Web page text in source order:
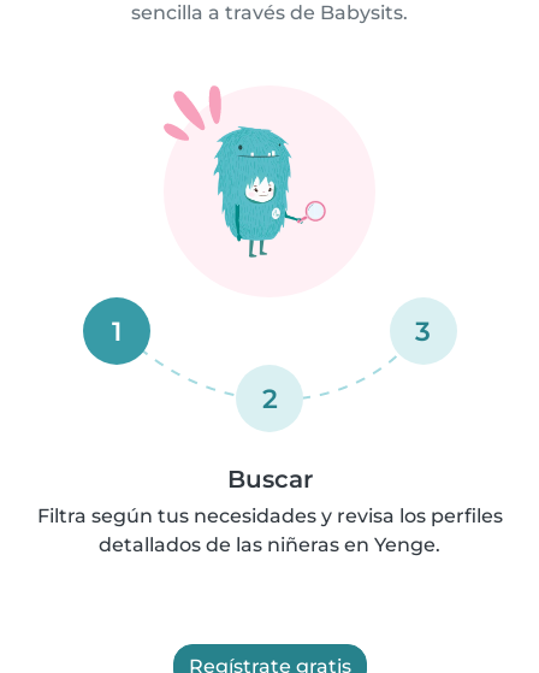
sencilla a través de Babysits.
1
2
3
Buscar
Filtra según tus necesidades y revisa los perfiles
detallados de las niñeras en Yenge.
Regístrate gratis